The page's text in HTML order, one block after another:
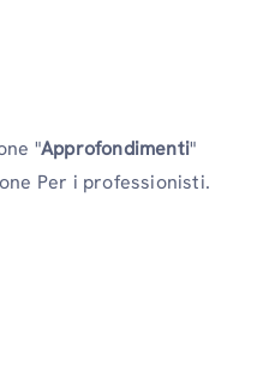
"Approfondimenti"
Per i professionisti.